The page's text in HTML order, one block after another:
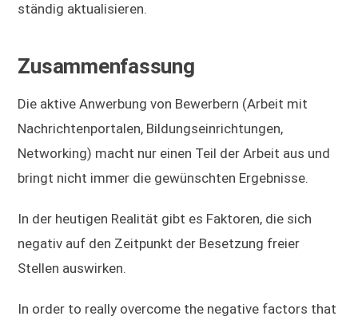
ständig aktualisieren.
Zusammenfassung
Die aktive Anwerbung von Bewerbern (Arbeit mit
Nachrichtenportalen, Bildungseinrichtungen,
Networking) macht nur einen Teil der Arbeit aus und
bringt nicht immer die gewünschten Ergebnisse.
In der heutigen Realität gibt es Faktoren, die sich
negativ auf den Zeitpunkt der Besetzung freier
Stellen auswirken.
In order to really overcome the negative factors that